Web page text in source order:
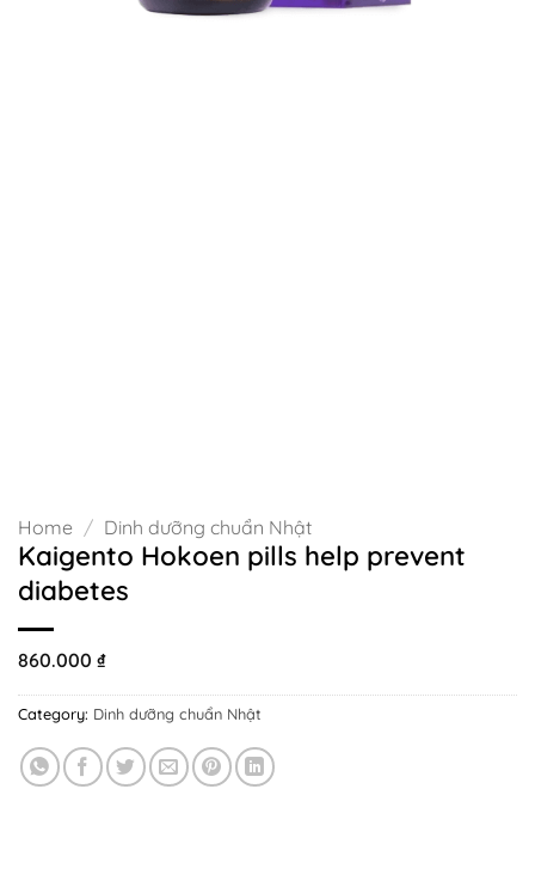
Home / Dinh dưỡng chuẩn Nhật
Kaigento Hokoen pills help prevent
diabetes
860.000 ₫
Category: Dinh dưỡng chuẩn Nhật